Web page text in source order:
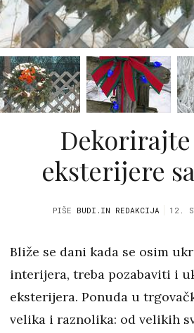
Dekorirajte
eksterijere
PIŠE BUDI.IN REDAKCIJA 12.
Bliže se dani kada se osim
interijera, treba pozabaviti i
eksterijera. Ponuda u
velika i raznolika: od velikih